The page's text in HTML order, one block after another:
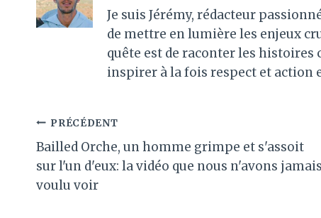
Je suis Jérémy, rédacteur
de mettre en lumière les enjeux
quête est de raconter les
inspirer à la fois respect et action
Navigation
de
l’article
PRÉCÉDENT
Bailled Orche, un homme grimpe et s'assoit
sur l'un d'eux: la vidéo que nous n'avons jamais
voulu voir